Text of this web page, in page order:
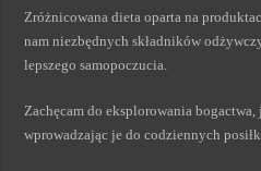
Zróżnicowana dieta oparta na
nam niezbędnych składników
lepszego samopoczucia.
Zachęcam do eksplorowania
wprowadzając je do codziennych